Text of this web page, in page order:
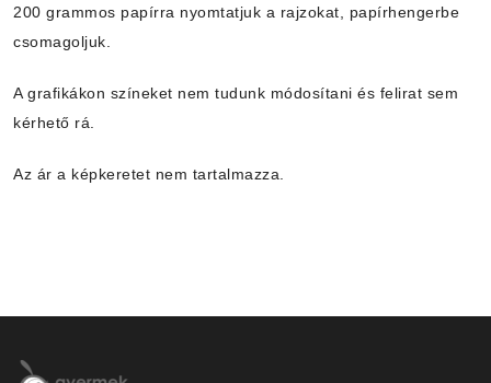
200 grammos papírra nyomtatjuk a rajzokat, papírhengerbe
csomagoljuk.
A grafikákon színeket nem tudunk módosítani és felirat sem
kérhető rá.
Az ár a képkeretet nem tartalmazza.